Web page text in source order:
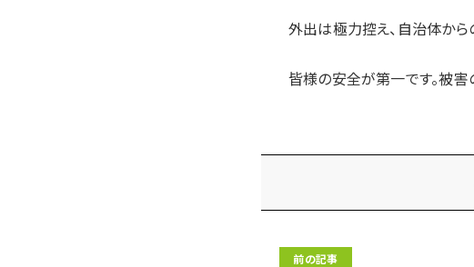
外出は極力控え、自治体から
皆様の安全が第一です。被害
前の記事